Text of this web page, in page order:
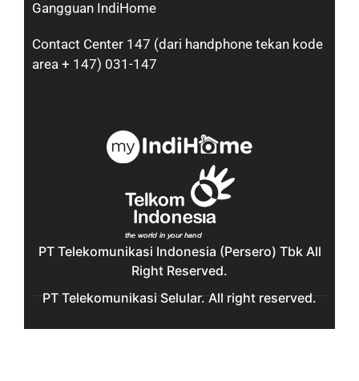
Gangguan IndiHome
Contact Center 147 (dari handphone tekan kode
area + 147) 031-147
PT Telekomunikasi Indonesia (Persero) Tbk All
Right Reserved.
PT Telekomunikasi Selular. All right reserved.